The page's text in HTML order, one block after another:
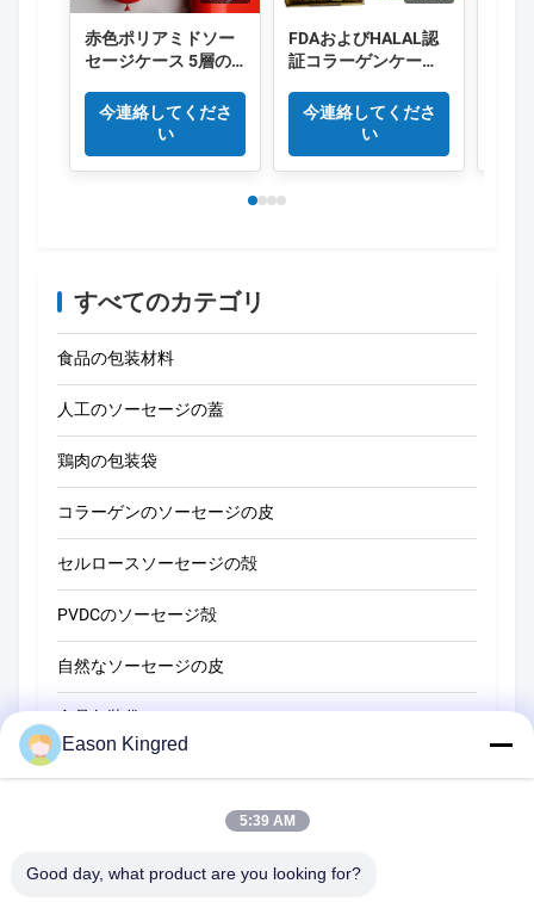
赤色ポリアミドソー
セージケース 5層の
Co 排出 肉ソーセージ
パッケージ
今連絡してくださ
い
FDAおよびHALAL認
証コラーゲンケーシ
ル/本、スモークソー
セージに優れた煙透
過性
今連絡してくださ
い
すべてのカテゴリ
食品の包装材料
人工のソーセージの蓋
鶏肉の包装袋
コラーゲンのソーセージの皮
セルロースソーセージの殻
PVDCのソーセージ殻
自然なソーセージの皮
食品包装袋
Eason Kingred
5:39 AM
Good day, what product are you looking for?